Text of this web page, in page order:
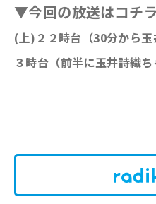
▼今回の放送はコチ
(上)２２時台（30分から
３時台（前半に玉井詩織ち